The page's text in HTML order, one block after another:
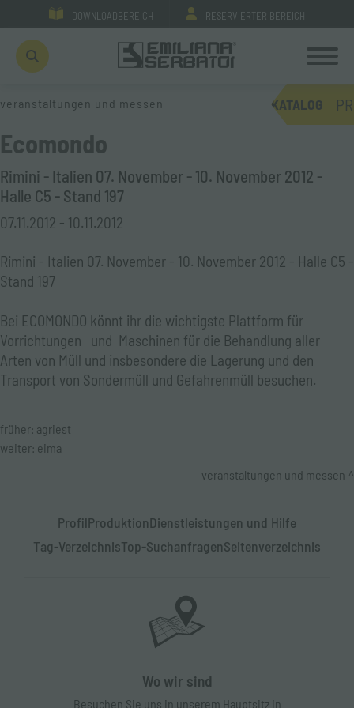
DOWNLOADBEREICH RESERVIERTER BEREICH
KATALOG
veranstaltungen und messen
Ecomondo
Rimini - Italien 07. November - 10. November 2012 -
Halle C5 - Stand 197
07.11.2012 - 10.11.2012
Rimini - Italien 07. November - 10. November 2012 - Halle C5 -
Stand 197
Bei ECOMONDO könnt ihr die wichtigste Plattform für
Vorrichtungen und Maschinen für die Behandlung aller
Arten von Müll und insbesondere die Lagerung und den
Transport von Sondermüll und Gefahrenmüll besuchen.
früher: agriest
weiter: eima
veranstaltungen und messen
ProfilProduktionDienstleistungen und Hilfe
Tag-VerzeichnisTop-SuchanfragenSeitenverzeichnis
Wo wir sind
Besuchen Sie uns in unserem Hauptsitz in